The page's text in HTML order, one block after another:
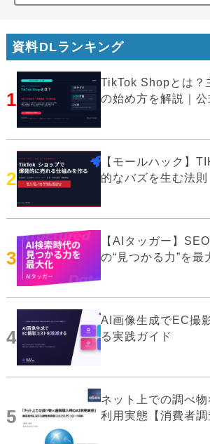
資料DLランキング
1
TikTok Shopとは？
の始め方を解説｜
2
【モールハック】
的なバズを生む法則
3
【AIタッガー】
の“見つかる力”を最
4
AI画像生成でEC撮
る実践ガイド
5
ネット上での調べ物
利用実態【消費者調